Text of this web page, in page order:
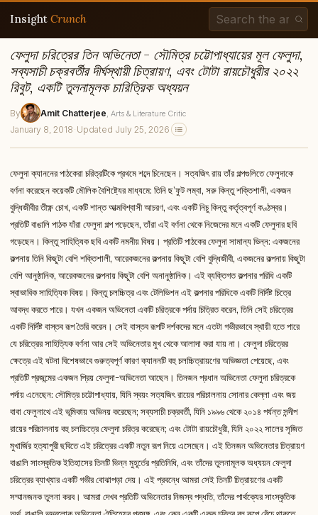
Insight Crunch
ফেলুদা চরিত্রের তিন অভিনেতা - সৌমিত্র চট্টোপাধ্যায়ের মূল ফেলুদা,
সব্যসাচী চক্রবর্তীর দীর্ঘস্থায়ী চিত্রায়ণ, এবং টোটা রায়চৌধুরীর ২০২২
রিবুট, একটি তুলনামূলক চারিত্রিক অধ্যয়ন
By Amit Chatterjee , Arts & Literature Critic
January 8, 2018 · Updated July 25, 2026
ফেলুদা ক্যাননের পাঠকেরা চরিত্রটিকে প্রথমে শব্দে চিনেছেন। সত্যজিৎ রায় তাঁর গল্পগুলিতে ফেলুদাকে
বর্ণনা করেছেন কয়েকটি মৌলিক বৈশিষ্ট্যের মাধ্যমে: তিনি ছ’ফুট লম্বা, সরু কিন্তু শক্তিশালী, একজন
বুদ্ধিজীবীর তীক্ষ্ণ চোখ, একটি শান্ত আত্মবিশ্বাসী আচরণ, এবং একটি নিচু কিন্তু কর্তৃত্বপূর্ণ কণ্ঠস্বর।
প্রতিটি বাঙালি পাঠক যাঁরা ফেলুদা গল্প পড়েছেন, তাঁরা এই বর্ণনা থেকে নিজেদের মনে একটি ফেলুদার ছবি
গড়েছেন। কিন্তু সাহিত্যিক ছবি একটি নমনীয় বিষয়। প্রতিটি পাঠকের ফেলুদা সামান্য ভিন্ন: একজনের
কল্পনায় তিনি কিছুটা বেশি শক্তিশালী, আরেকজনের কল্পনায় কিছুটা বেশি বুদ্ধিজীবী, একজনের কল্পনায় কিছুটা
বেশি আনুষ্ঠানিক, আরেকজনের কল্পনায় কিছুটা বেশি অনানুষ্ঠানিক। এই ব্যক্তিগত কল্পনার পরিধি একটি
স্বাভাবিক সাহিত্যিক বিষয়। কিন্তু চলচ্চিত্র এবং টেলিভিশন এই কল্পনার পরিধিকে একটি নির্দিষ্ট চিত্রে
আবদ্ধ করতে পারে। যখন একজন অভিনেতা একটি চরিত্রকে পর্দায় চিত্রিত করেন, তিনি সেই চরিত্রের
একটি নির্দিষ্ট বাস্তব রূপ তৈরি করেন। সেই বাস্তব রূপটি দর্শকদের মনে এতটা গভীরভাবে স্থায়ী হতে পারে
যে চরিত্রের সাহিত্যিক বর্ণনা আর সেই অভিনেতার মুখ থেকে আলাদা করা যায় না। ফেলুদা চরিত্রের
ক্ষেত্রে এই ঘটনা বিশেষভাবে গুরুত্বপূর্ণ কারণ ক্যাননটি বহু চলচ্চিত্রায়ণের অভিজ্ঞতা পেয়েছে, এবং
প্রতিটি প্রজন্মের একজন প্রিয় ফেলুদা-অভিনেতা আছেন। তিনজন প্রধান অভিনেতা ফেলুদা চরিত্রকে
পর্দায় এনেছেন: সৌমিত্র চট্টোপাধ্যায়, যিনি স্বয়ং সত্যজিৎ রায়ের পরিচালনায় সোনার কেল্লা এবং জয়
বাবা ফেলুনাথে এই ভূমিকায় অভিনয় করেছেন; সব্যসাচী চক্রবর্তী, যিনি ১৯৯৬ থেকে ২০১৪ পর্যন্ত সন্দীপ
রায়ের পরিচালনায় বহু চলচ্চিত্রে ফেলুদা চরিত্র করেছেন; এবং টোটা রায়চৌধুরী, যিনি ২০২২ সালের সৃজিত
মুখার্জির হত্যাপুরী ছবিতে এই চরিত্রের একটি নতুন রূপ নিয়ে এসেছেন। এই তিনজন অভিনেতার চিত্রায়ণ
বাঙালি সাংস্কৃতিক ইতিহাসের তিনটি ভিন্ন মুহূর্তের প্রতিনিধি, এবং তাঁদের তুলনামূলক অধ্যয়ন ফেলুদা
চরিত্রের ব্যাখ্যার একটি গভীর বোঝাপড়া দেয়। এই প্রবন্ধে আমরা সেই তিনটি চিত্রায়ণের একটি
সম্মানজনক তুলনা করব। আমরা দেখব প্রতিটি অভিনেতার নিজস্ব পদ্ধতি, তাঁদের পার্থক্যের সাংস্কৃতিক